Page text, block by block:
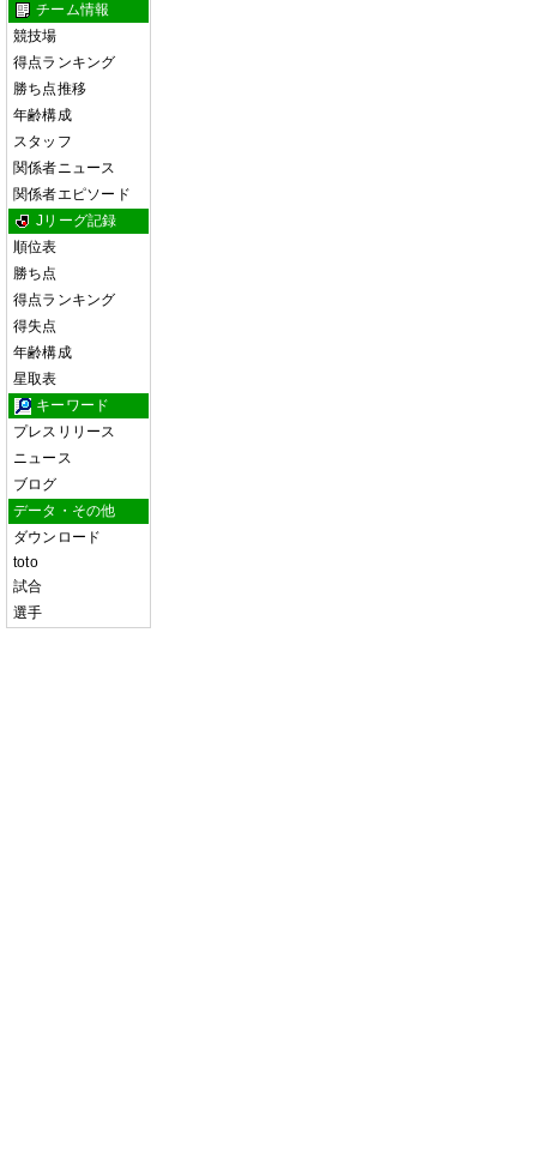
チーム情報
競技場
得点ランキング
勝ち点推移
年齢構成
スタッフ
関係者ニュース
関係者エピソード
Jリーグ記録
順位表
勝ち点
得点ランキング
得失点
年齢構成
星取表
キーワード
プレスリリース
ニュース
ブログ
データ・その他
ダウンロード
toto
試合
選手